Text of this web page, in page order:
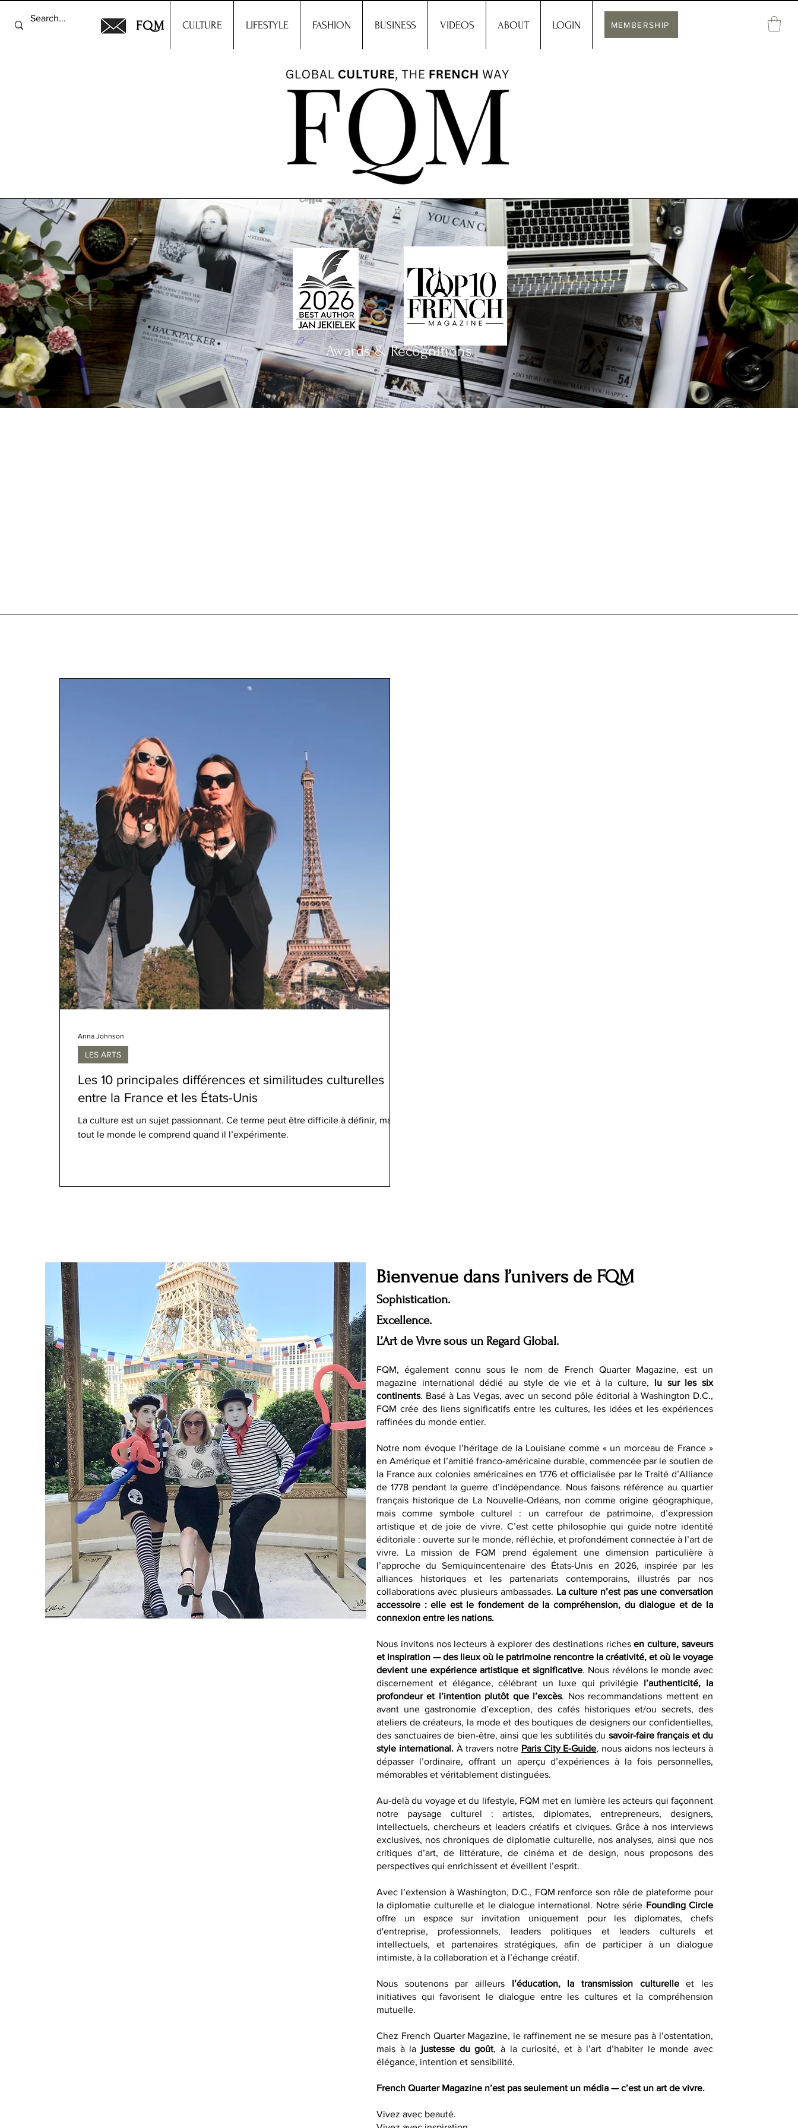
FQM CULTURE LIFESTYLE FASHION BUSINESS VIDEOS ABOUT LOGIN MEMBERSHIP
Awards & Recognitions
Les 10 principales différences et similitudes culturelles
entre la France et les États-Unis
La culture est un sujet passionnant. Ce terme peut être difficile à définir, mais
tout le monde le comprend quand il l’expérimente.
LES ARTS
Anna Johnson
Bienvenue dans l’univers de FQM
Sophistication.
Excellence.
L’Art de Vivre sous un Regard Global.
FQM, également connu sous le nom de French Quarter Magazine, est un
magazine international dédié au style de vie et à la culture, lu sur les six
continents. Basé à Las Vegas, avec un second pôle éditorial à Washington D.C.,
FQM crée des liens significatifs entre les cultures, les idées et les expériences
raffinées du monde entier.
Notre nom évoque l’héritage de la Louisiane comme « un morceau de France »
en Amérique et l’amitié franco-américaine durable, commencée par le soutien de
la France aux colonies américaines en 1776 et officialisée par le Traité d’Alliance
de 1778 pendant la guerre d’indépendance. Nous faisons référence au quartier
français historique de La Nouvelle-Orléans, non comme origine géographique,
mais comme symbole culturel : un carrefour de patrimoine, d’expression
artistique et de joie de vivre. C’est cette philosophie qui guide notre identité
éditoriale : ouverte sur le monde, réfléchie, et profondément connectée à l’art de
vivre. La mission de FQM prend également une dimension particulière à
l’approche du Semiquincentenaire des États-Unis en 2026, inspirée par les
alliances historiques et les partenariats contemporains, illustrés par nos
collaborations avec plusieurs ambassades. La culture n’est pas une conversation
accessoire : elle est le fondement de la compréhension, du dialogue et de la
connexion entre les nations.
Nous invitons nos lecteurs à explorer des destinations richesen culture, saveurs
et inspiration — des lieux où le patrimoine rencontre la créativité, et où le voyage
devient une expérience artistique et significative. Nous révélons le monde avec
discernement et élégance, célébrant un luxe qui privilégie l’authenticité, la
profondeur et l’intention plutôt que l’excès. Nos recommandations mettent en
avant une gastronomie d’exception, des cafés historiques et/ou secrets, des
ateliers de créateurs, la mode et des boutiques de designers our confidentielles,
des sanctuaires de bien-être, ainsi que les subtilités du savoir-faire français et du
style international.À travers notre Paris City E-Guide, nous aidons nos lecteurs à
dépasser l’ordinaire, offrant un aperçu d’expériences à la fois personnelles,
mémorables et véritablement distinguées.
Au-delà du voyage et du lifestyle, FQM met en lumière les acteurs qui façonnent
notre paysage culturel : artistes, diplomates, entrepreneurs, designers,
intellectuels, chercheurs et leaders créatifs et civiques. Grâce à nos interviews
exclusives, nos chroniques de diplomatie culturelle, nos analyses, ainsi que nos
critiques d’art, de littérature, de cinéma et de design, nous proposons des
perspectives qui enrichissent et éveillent l’esprit.
Avec l’extension à Washington, D.C., FQM renforce son rôle de plateforme pour
la diplomatie culturelle et le dialogue international. Notre série Founding Circle
offre un espace sur invitation uniquement pour les diplomates, chefs
d'entreprise, professionnels, leaders politiques et leaders culturels et
intellectuels, et partenaires stratégiques, afin de participer à un dialogue
intimiste, à la collaboration et à l’échange créatif.
Nous soutenons par ailleurs l’éducation, la transmission culturelleet les
initiatives qui favorisent le dialogue entre les cultures et la compréhension
mutuelle.
Chez French Quarter Magazine, le raffinement ne se mesure pas à l’ostentation,
mais à la justesse du goût, à la curiosité, et à l’art d’habiter le monde avec
élégance, intention et sensibilité.
French Quarter Magazine n’est pas seulement un média — c’est un art de vivre.
Vivez avec beauté.